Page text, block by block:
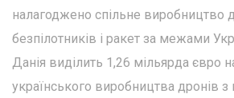
налагоджено спільне виробництво
безпілотників і ракет за межами
Данія виділить 1,26 мільярда євро
українського виробництва дронів